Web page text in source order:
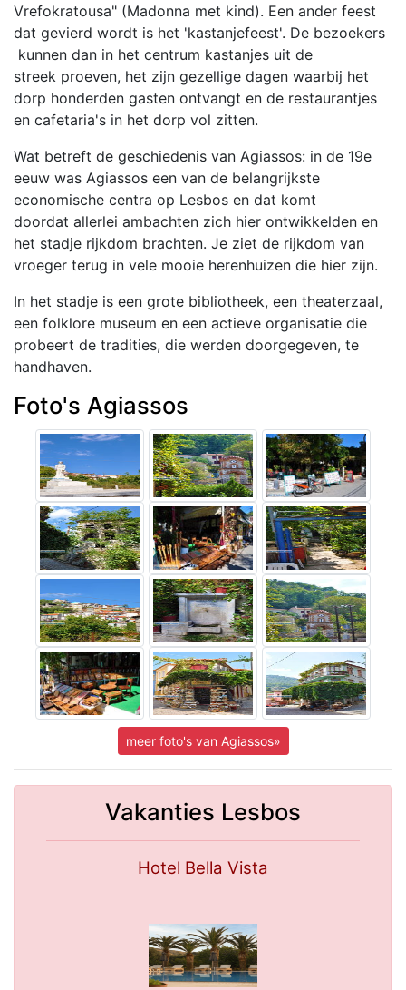
Vrefokratousa" (Madonna met kind). Een ander feest
dat gevierd wordt is het 'kastanjefeest'. De bezoekers
kunnen dan in het centrum kastanjes uit de
streek proeven, het zijn gezellige dagen waarbij het
dorp honderden gasten ontvangt en de restaurantjes
en cafetaria's in het dorp vol zitten.
Wat betreft de geschiedenis van Agiassos: in de 19e
eeuw was Agiassos een van de belangrijkste
economische centra op Lesbos en dat komt
doordat allerlei ambachten zich hier ontwikkelden en
het stadje rijkdom brachten. Je ziet de rijkdom van
vroeger terug in vele mooie herenhuizen die hier zijn.
In het stadje is een grote bibliotheek, een theaterzaal,
een folklore museum en een actieve organisatie die
probeert de tradities, die werden doorgegeven, te
handhaven.
Foto's Agiassos
meer foto's van Agiassos»
Vakanties Lesbos
Hotel Bella Vista